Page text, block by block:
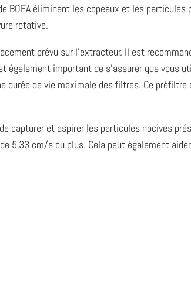
BOFA éliminent les copeaux et les
rotative.
prévu sur l’extracteur. Il est
important de s’assurer que vous
durée de vie maximale des filtres. Ce préfiltre
capturer et aspirer les particules nocives
5,33 cm/s ou plus. Cela peut également